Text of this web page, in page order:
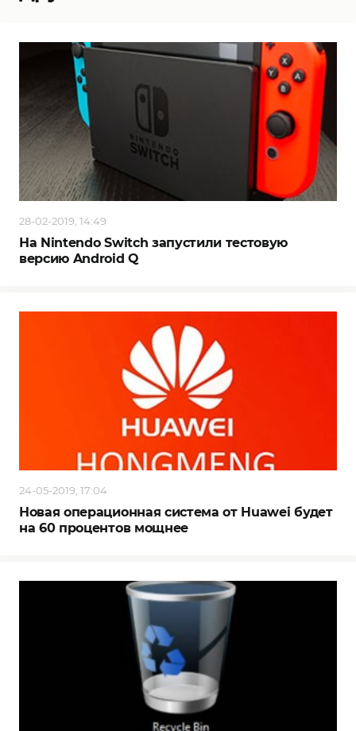
28-02-2019, 14:49
На Nintendo Switch запустили тестовую
версию Android Q
24-05-2019, 17:04
Новая операционная система от Huawei будет
на 60 процентов мощнее